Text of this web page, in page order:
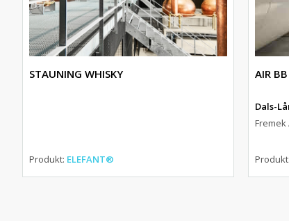
STAUNING WHISKY
Produkt: ELEFANT®
AIR
Dals-
Fremek
Produkt: